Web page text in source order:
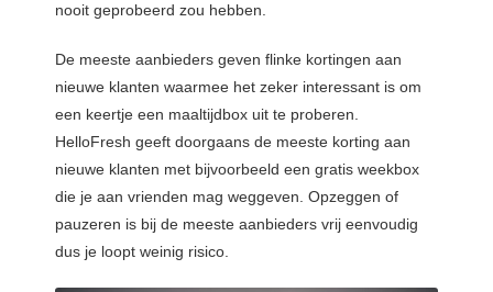
nooit geprobeerd zou hebben.
De meeste aanbieders geven flinke kortingen aan
nieuwe klanten waarmee het zeker interessant is om
een keertje een maaltijdbox uit te proberen.
HelloFresh geeft doorgaans de meeste korting aan
nieuwe klanten met bijvoorbeeld een gratis weekbox
die je aan vrienden mag weggeven. Opzeggen of
pauzeren is bij de meeste aanbieders vrij eenvoudig
dus je loopt weinig risico.